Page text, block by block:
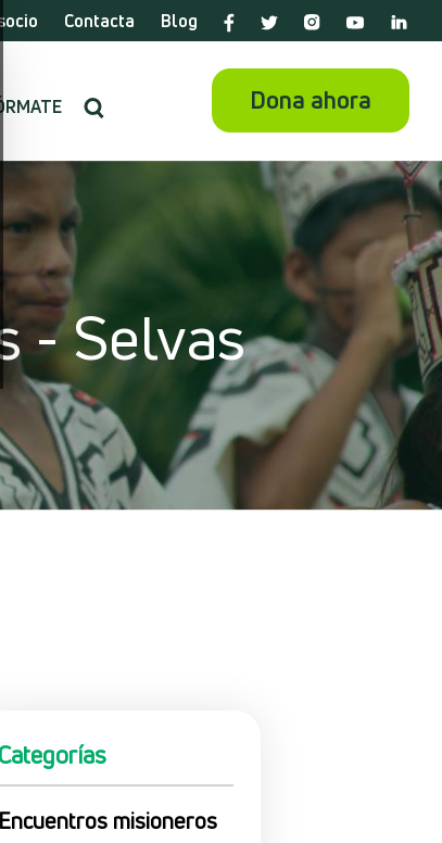
Contacta Blog
Dona ahora
- Selvas
Categorías
Encuentros misioneros